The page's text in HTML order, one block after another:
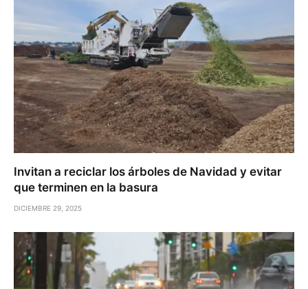
Invitan a reciclar los árboles de Navidad y evitar
que terminen en la basura
DICIEMBRE 29, 2025